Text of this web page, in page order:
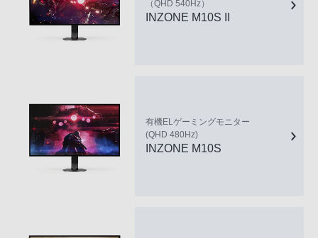
（QHD 540Hz）
INZONE M10S II
有機ELゲーミングモニター
(QHD 480Hz)
INZONE M10S